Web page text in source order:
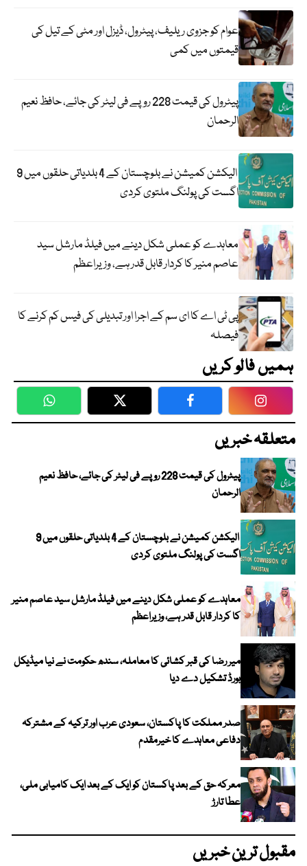
عوام کو جزوی ریلیف، پیٹرول، ڈیزل اور مٹی کے تیل کی
قیمتوں میں کمی
پیٹرول کی قیمت 228 روپے فی لیٹر کی جائے، حافظ نعیم
الرحمان
الیکشن کمیشن نے بلوچستان کے 4 بلدیاتی حلقوں میں 9
اگست کی پولنگ ملتوی کردی
معاہدے کو عملی شکل دینے میں فیلڈ مارشل سید
عاصم منیر کا کردار قابل قدر ہے، وزیراعظم
پی ٹی اے کا ای سم کے اجرا اور تبدیلی کی فیس کم کرنے کا
فیصلہ
ہمیں فالو کریں
WhatsApp Twitter Facebook
متعلقہ خبریں
پیٹرول کی قیمت 228 روپے فی لیٹر کی جائے، حافظ نعیم
الرحمان
الیکشن کمیشن نے بلوچستان کے 4 بلدیاتی حلقوں میں 9
اگست کی پولنگ ملتوی کردی
معاہدے کو عملی شکل دینے میں فیلڈ مارشل سید عاصم منیر
کا کردار قابل قدر ہے، وزیراعظم
میر رضا کی قبر کشائی کا معاملہ، سندھ حکومت نے نیا میڈیکل
بورڈ تشکیل دے دیا
صدر مملکت کا پاکستان، سعودی عرب اور ترکیہ کے مشترکہ
دفاعی معاہدے کا خیرمقدم
معرکہ حق کے بعد پاکستان کو ایک کے بعد ایک کامیابی ملی،
عطا تارڑ
مقبول ترین خبریں